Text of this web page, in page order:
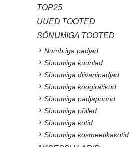
TOP25
UUED TOOTED
SÕNUMIGA TOOTED
Numbriga padjad
Sõnumiga küünlad
Sõnumiga diivanipadjad
Sõnumiga köögirätikud
Sõnumiga padjapüürid
Sõnumiga põlled
Sõnumiga kotid
Sõnumiga kosmeetikakotid